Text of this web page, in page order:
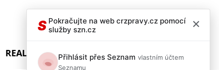
REALITY SHOW
S Pokračujte na web crzpravy.cz pomocí
služby szn.cz
×
Přihlásit přes Seznam vlastním účtem
Seznamu